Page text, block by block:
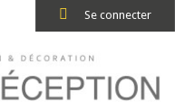
Se connecter